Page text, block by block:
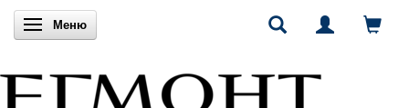
Включи навигацията
Меню